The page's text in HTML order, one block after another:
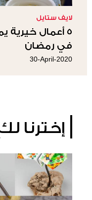
لايف ستايل
5 أعمال
في رمضان
30-April-2020
إخترنا